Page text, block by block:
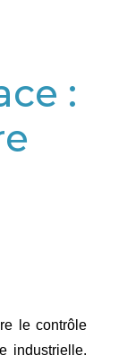
:
le contrôle
industrielle.